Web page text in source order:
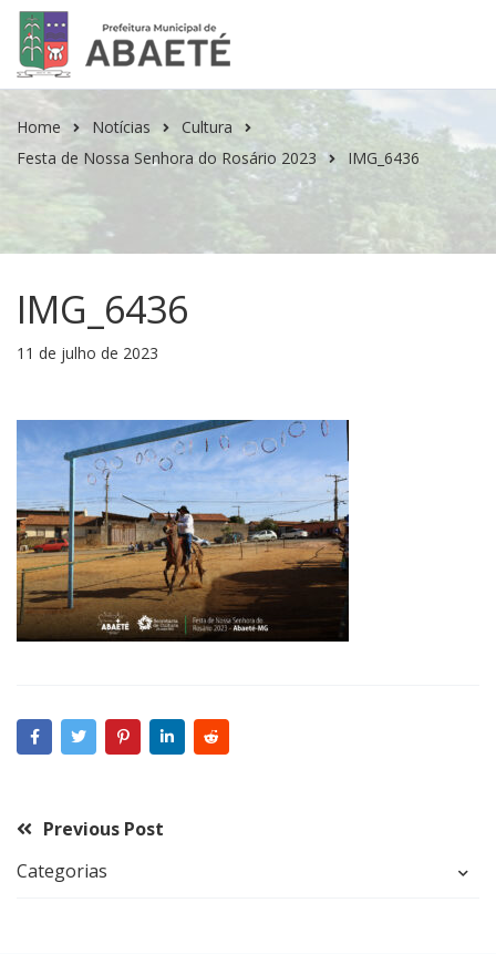
Home Notícias
Cultura
Festa de Nossa Senhora do Rosário 2023
IMG_6436
IMG_6436
11 de julho de 2023
Previous Post
Categorias